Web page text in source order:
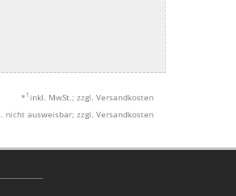
* 1 inkl. MwSt.; zzgl. Versandkosten
nicht ausweisbar; zzgl. Versandkosten